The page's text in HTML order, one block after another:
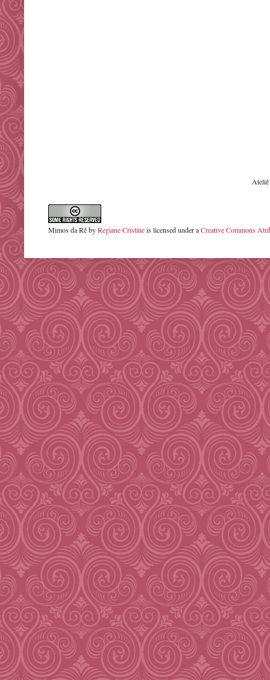
Mimos da RêbyRegiane Cristineis licensed under aCreative Commons